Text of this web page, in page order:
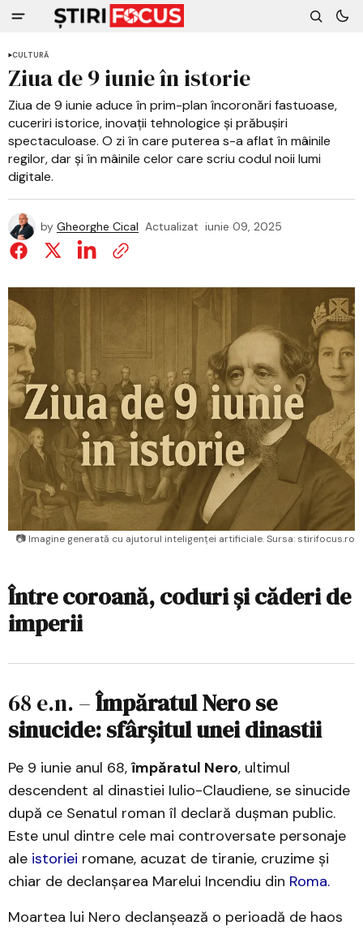
CULTURĂ
Ziua de 9 iunie în istorie
Ziua de 9 iunie aduce în prim-plan încoronări fastuoase,
cuceriri istorice, inovații tehnologice și prăbușiri
spectaculoase. O zi în care puterea s-a aflat în mâinile
regilor, dar și în mâinile celor care scriu codul noii lumi
digitale.
by Gheorghe Cical Actualizat iunie 09, 2025
📷 Imagine generată cu ajutorul inteligenței artificiale. Sursa: stirifocus.ro
Între coroană, coduri și căderi de
imperii
68 e.n. –Împăratul Nero se
sinucide: sfârșitul unei dinastii
Pe 9 iunie anul 68, împăratul Nero, ultimul
descendent al dinastiei Iulio-Claudiene, se sinucide
după ce Senatul roman îl declară dușman public.
Este unul dintre cele mai controversate personaje
ale istoriei romane, acuzat de tiranie, cruzime și
chiar de declanșarea Marelui Incendiu din Roma.
Moartea lui Nero declanșează o perioadă de haos